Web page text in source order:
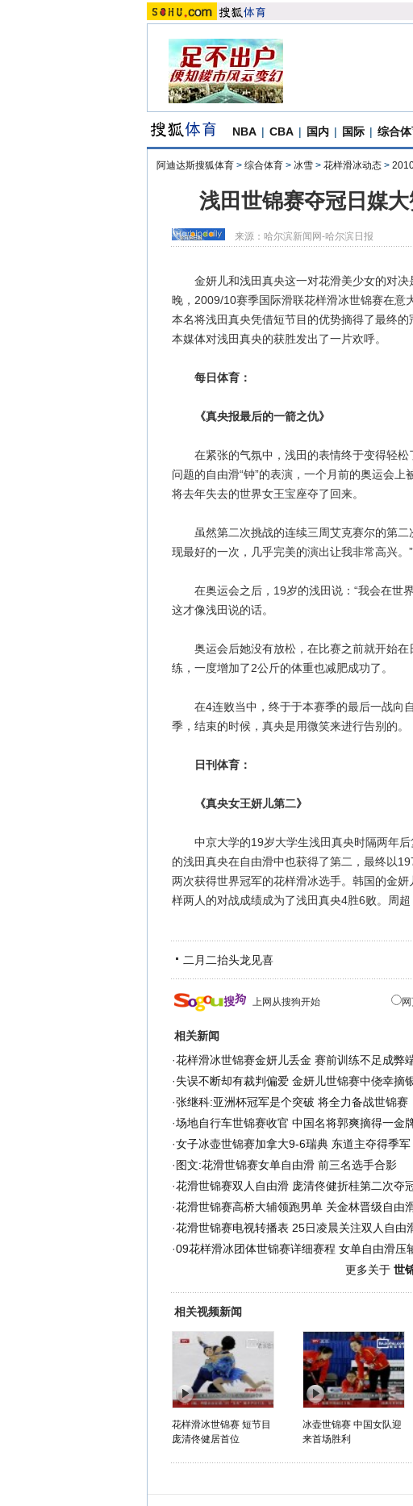
NBA | CBA | 国内 | 国际 | 综合
阿迪达斯搜狐体育 > 综合体育 > 冰雪 > 花样滑冰动态 >
浅田世锦赛夺冠日媒
来源：哈尔滨新闻网-哈尔滨日报
金妍儿和浅田真央这一对花滑美少女的对决
晚，2009/10赛季国际滑联花样滑冰世锦赛在意
本名将浅田真央凭借短节目的优势摘得了最终
本媒体对浅田真央的获胜发出了一片欢呼。
每日体育：
《真央报最后的一箭之仇》
在紧张的气氛中，浅田的表情终于变得轻松
问题的自由滑“钟”的表演，一个月前的奥运会
将去年失去的世界女王宝座夺了回来。
虽然第二次挑战的连续三周艾克赛尔的第二
现最好的一次，几乎完美的演出让我非常高兴。
在奥运会之后，19岁的浅田说：“我会在世界
这才像浅田说的话。
奥运会后她没有放松，在比赛之前就开始在
练，一度增加了2公斤的体重也减肥成功了。
在4连败当中，终于于本赛季的最后一战向
季，结束的时候，真央是用微笑来进行告别的。
日刊体育：
《真央女王妍儿第二》
中京大学的19岁大学生浅田真央时隔两年后
的浅田真央在自由滑中也获得了第二，最终以
两次获得世界冠军的花样滑冰选手。韩国的金
样两人的对战成绩成为了浅田真央4胜6败。周超
二月二抬头龙见喜
上网从搜狗开始 网
相关新闻
·花样滑冰世锦赛金妍儿丢金 赛前训练不足成弊
·失误不断却有裁判偏爱 金妍儿世锦赛中侥幸摘
·张继科:亚洲杯冠军是个突破 将全力备战世锦赛
·场地自行车世锦赛收官 中国名将郭爽摘得一金
·女子冰壶世锦赛加拿大9-6瑞典 东道主夺得季军
· 图文:花滑世锦赛女单自由滑 前三名选手合影
·花滑世锦赛双人自由滑 庞清佟健折桂第二次夺
·花滑世锦赛高桥大辅领跑男单 关金林晋级自由
·花滑世锦赛电视转播表 25日凌晨关注双人自由
·09花样滑冰团体世锦赛详细赛程 女单自由滑压
更多关于 世
相关视频新闻
花样滑冰世锦赛 短节目
庞清佟健居首位
冰壶世锦赛 中国女队迎
来首场胜利